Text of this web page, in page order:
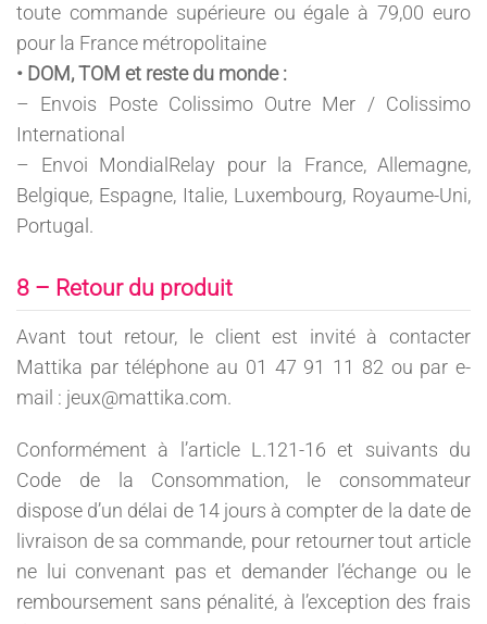
toute commande supérieure ou égale à 79,00 euro
pour la France métropolitaine
• DOM, TOM et reste du monde :
– Envois Poste Colissimo Outre Mer / Colissimo
International
– Envoi MondialRelay pour la France, Allemagne,
Belgique, Espagne, Italie, Luxembourg, Royaume-Uni,
Portugal.
8 – Retour du produit
Avant tout retour, le client est invité à contacter
Mattika par téléphone au 01 47 91 11 82 ou par e-
mail : jeux@mattika.com.
Conformément à l’article L.121-16 et suivants du
Code de la Consommation, le consommateur
dispose d’un délai de 14 jours à compter de la date de
livraison de sa commande, pour retourner tout article
ne lui convenant pas et demander l’échange ou le
remboursement sans pénalité, à l’exception des frais